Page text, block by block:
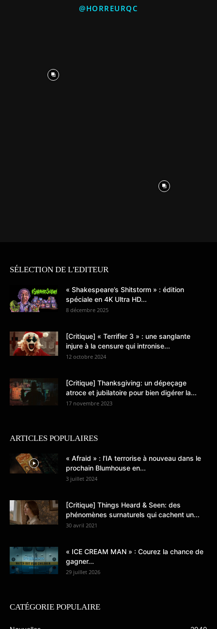
@HORREURQC
SÉLECTION DE L'EDITEUR
« Shakespeare’s Shitstorm » : édition
spéciale en 4K Ultra HD...
8 décembre 2025
[Critique] « Terrifier 3 » : une sanglante
injure à la censure qui intronise...
12 octobre 2024
[Critique] Thanksgiving: un dépeçage
atroce et jubilatoire pour bien digérer la...
17 novembre 2023
ARTICLES POPULAIRES
« Afraid » : l’IA terrorise à nouveau dans le
prochain Blumhouse en...
3 juillet 2024
[Critique] Things Heard & Seen: des
phénomènes surnaturels qui cachent un...
30 avril 2021
« ICE CREAM MAN » : Courez la chance de
gagner...
29 juillet 2026
CATÉGORIE POPULAIRE